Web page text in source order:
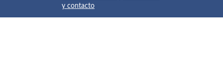
y contacto